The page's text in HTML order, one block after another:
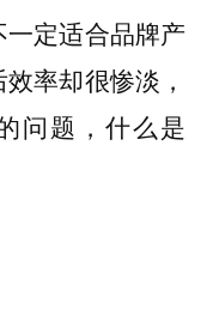
定适合品牌产
率却很惨淡，
问题，什么是